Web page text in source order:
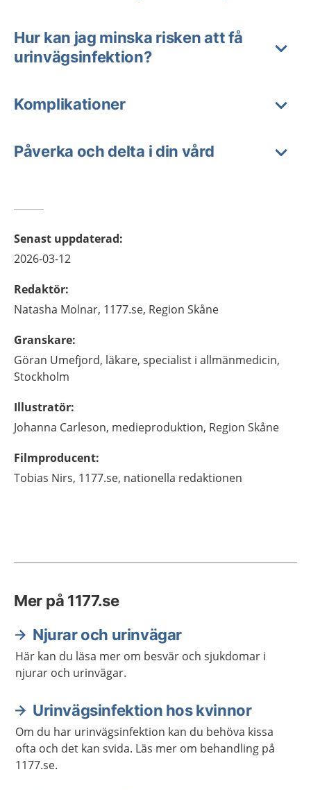
Hur kan jag minska risken att få
urinvägsinfektion?
Komplikationer
Påverka och delta i din vård
Senast uppdaterad:
2026-03-12
Redaktör:
Natasha Molnar, 1177.se, Region Skåne
Granskare:
Göran Umefjord, läkare, specialist i allmänmedicin,
Stockholm
Illustratör:
Johanna Carleson, medieproduktion, Region Skåne
Filmproducent:
Tobias Nirs, 1177.se, nationella redaktionen
Mer på 1177.se
Njurar och urinvägar
Här kan du läsa mer om besvär och sjukdomar i
njurar och urinvägar.
Urinvägsinfektion hos kvinnor
Om du har urinvägsinfektion kan du behöva kissa
ofta och det kan svida. Läs mer om behandling på
1177.se.